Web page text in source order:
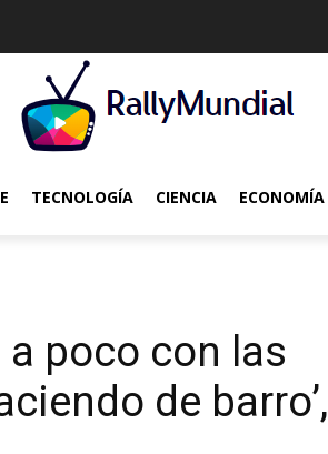
TECNOLOGÍA CIENCIA ECONOMÍA
a poco con las
de barro’,